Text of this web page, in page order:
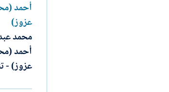
أحمد
عزوز)
محمد
أحمد
عزوز) -